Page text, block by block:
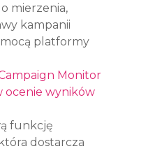
mierzenia,
kampanii
platformy
Monitor
ocenie wyników
funkcję
dostarcza